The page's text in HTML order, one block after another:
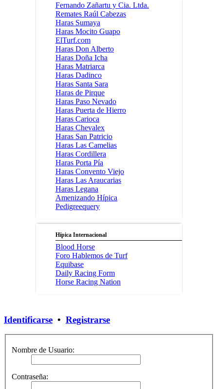
Fernando Zañartu y Cia. Ltda.
Remates Raúl Cabezas
Haras Sumaya
Haras Mocito Guapo
ElTurf.com
Haras Don Alberto
Haras Doña Icha
Haras Matriarca
Haras Dadinco
Haras Santa Sara
Haras de Pirque
Haras Paso Nevado
Haras Puerta de Hierro
Haras Carioca
Haras Chevalex
Haras San Patricio
Haras Las Camelias
Haras Cordillera
Haras Porta Pía
Haras Convento Viejo
Haras Las Araucarias
Haras Legana
Amenizando Hípica
Pedigreequery
Hípica Internacional
Blood Horse
Foro Hablemos de Turf
Equibase
Daily Racing Form
Horse Racing Nation
Identificarse • Registrarse
Nombre de Usuario:
Contraseña: